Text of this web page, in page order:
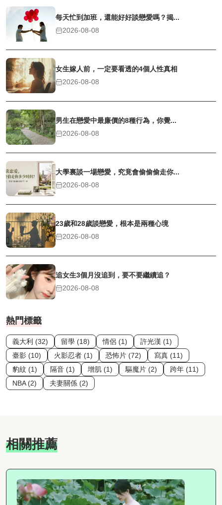
每天忙到加班，還能好好談戀愛嗎？揭...
2026-08-08
女生嫁人前，一定要看透的4個人性真相
2026-08-08
男生在戀愛中最廉價的8種行為，你覺...
2026-08-08
大學裏談一場戀愛，究竟會偷偷偷走你...
2026-08-08
23歲和28歲談戀愛，根本是兩種心境
2026-08-08
追女生3個月沒追到，要不要繼續追？
2026-08-08
熱門標籤
義大利 (32) 留學 (18) 情侶 (1)
許光漢 (1)
臺影 (10)
火影忍者 (1) 恐怖片 (72)
寫真 (11)
豹紋 (1)
隔音 (1) 增肌 (1) 驅魔片 (2)
跨年 (11)
NBA (2)
夫妻關係 (2)
相關推薦